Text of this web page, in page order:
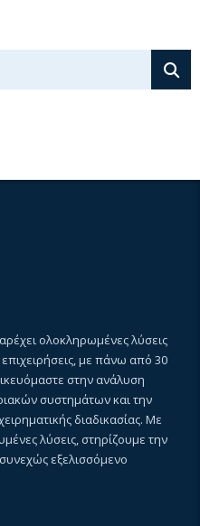
ολοκληρωμένες λύσεις
με πάνω από 30
στην ανάλυση
συστημάτων και την
διαδικασίας. Με
λύσεις, στηρίζουμε την
εξελισσόμενο